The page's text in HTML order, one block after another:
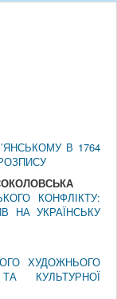
В 1764
КОНФЛІКТУ:
НА УКРАЇНСЬКУ
ХУДОЖНЬОГО
КУЛЬТУРНОЇ